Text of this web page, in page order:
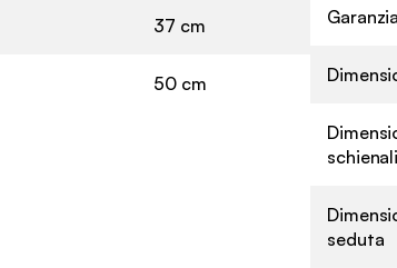
37 cm
50 cm
Garanzia
schienali
seduta